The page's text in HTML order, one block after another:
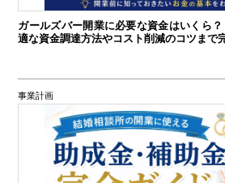
ガールズバー開業に必要な資金はいくら
適な資金調達方法やコスト削減のコツまで
事業計画